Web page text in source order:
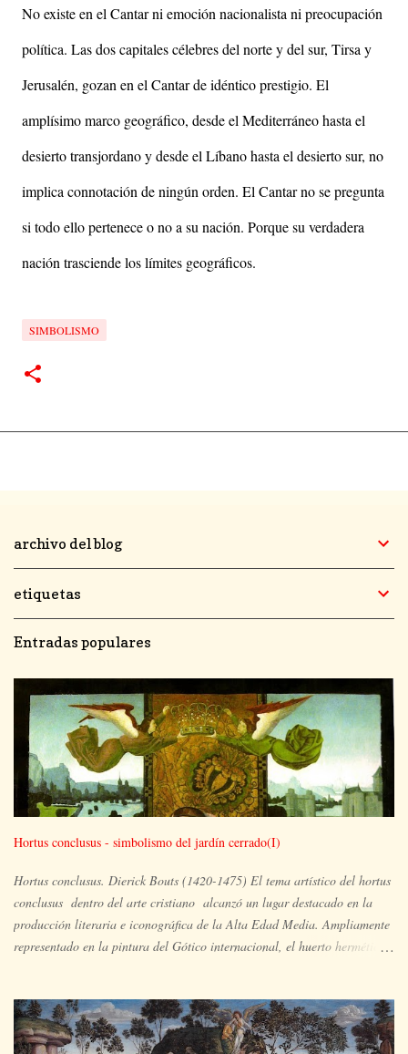
No existe en el Cantar ni emoción nacionalista ni preocupación
política. Las dos capitales célebres del norte y del sur, Tirsa y
Jerusalén, gozan en el Cantar de idéntico prestigio. El
amplísimo marco geográfico, desde el Mediterráneo hasta el
desierto transjordano y desde el Líbano hasta el desierto sur, no
implica connotación de ningún orden. El Cantar no se pregunta
si todo ello pertenece o no a su nación. Porque su verdadera
nación trasciende los límites geográficos.
SIMBOLISMO
archivo del blog
etiquetas
Entradas populares
Hortus conclusus - simbolismo del jardín cerrado(I)
Hortus conclusus. Dierick Bouts (1420-1475) El tema artístico del hortus
conclusus dentro del arte cristiano alcanzó un lugar destacado en la
producción literaria e iconográfica de la Alta Edad Media. Ampliamente
representado en la pintura del Gótico internacional, el huerto hermético
también otras imágenes simbólicas de la plenitud de María y extraídas
del Antiguo Testamento, tales como la zarza que arde pero no se